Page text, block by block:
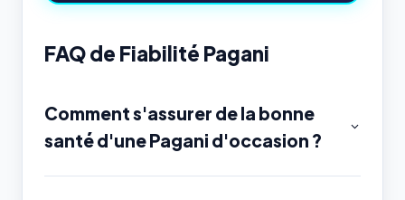
FAQ de Fiabilité Pagani
Comment s'assurer de la bonne
santé d'une Pagani d'occasion ?